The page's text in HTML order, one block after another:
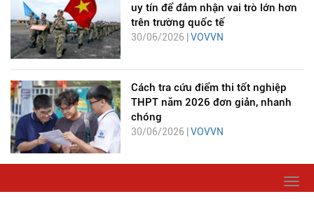
uy tín để đảm nhận vai trò lớn hơn
trên trường quốc tế
30/06/2026 |VOVVN
Cách tra cứu điểm thi tốt nghiệp
THPT năm 2026 đơn giản, nhanh
chóng
30/06/2026 | VOVVN